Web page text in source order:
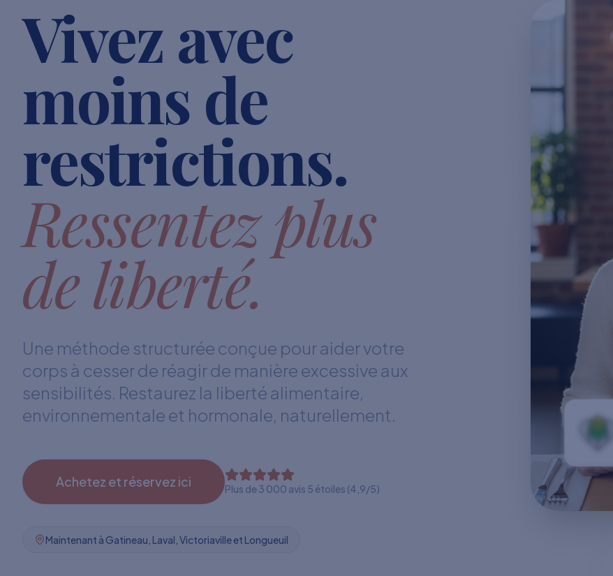
Vivez avec
moins de
restrictions.
Ressentez plus
de liberté.
Une méthode structurée conçue pour aider votre
corps à cesser de réagir de manière excessive aux
sensibilités. Restaurez la liberté alimentaire,
environnementale et hormonale, naturellement.
Achetez et réservez ici Plus de 3 000 avis 5 étoiles (4,9/5)
Maintenant à Gatineau, Laval, Victoriaville et Longueuil